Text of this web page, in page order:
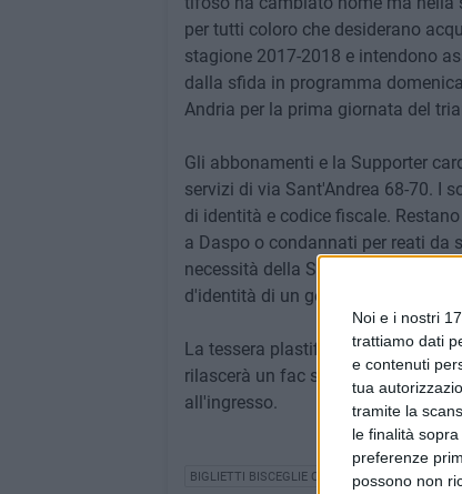
Noi e i nostri
trattiamo dati
e contenuti
tua
tramite la
le finalità
preferenze
possono non
per tutti coloro che desiderano
stagione 2017-2018 e intendono
dalla sfida in programma
Andria per la prima giornata del
Gli abbonamenti e la Supporter
servizi di via Sant'Andrea 68-70. I
di identità e codice fiscale.
a Daspo o condannati per reati da
necessità della Supporter Card
d'identità di un genitore.
La tessera plastificata sarà
rilascerà un fac simile da
all'ingresso.
BIGLIETTI BISCEGLIE CALCIO LEGA PRO